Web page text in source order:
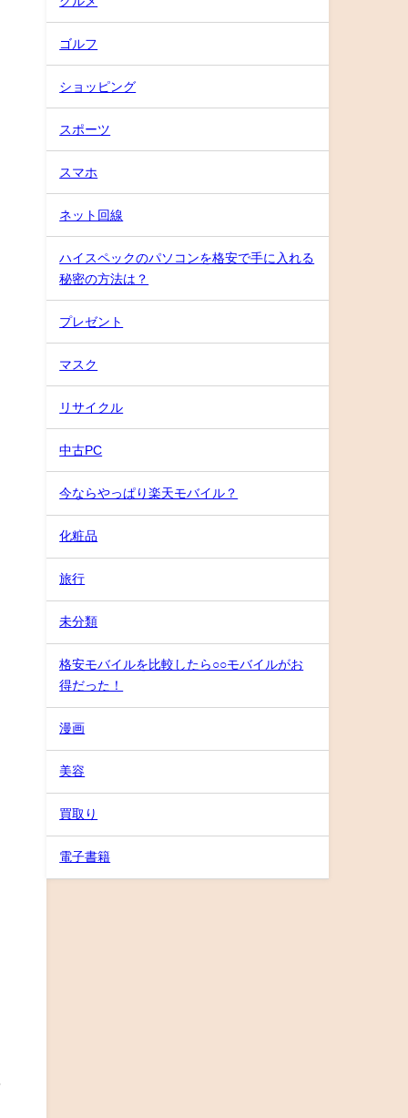
ゴルフ
ショッピング
スポーツ
スマホ
ネット回線
ハイスペックのパソコンを格安で手に入れる
秘密の方法は？
プレゼント
マスク
リサイクル
中古PC
今ならやっぱり楽天モバイル？
化粧品
旅行
未分類
格安モバイルを比較したら○○モバイルがお
得だった！
漫画
美容
買取り
電子書籍